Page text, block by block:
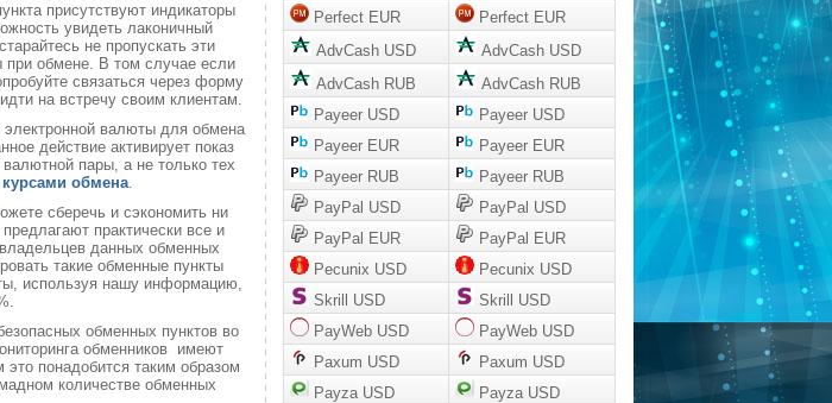
присутствуют индикаторы
увидеть лаконичный
не пропускать эти
при обмене. В том случае если
связаться через форму
на встречу своим клиентам.
валюты для обмена
действие активирует показ
пары, а не только тех
курсами обмена.
сберечь и сэкономить ни
практически все и
данных обменных
такие обменные пункты
используя нашу информацию,
обменных пунктов во
обменников имеют
понадобится таким образом
количестве обменных
Perfect EUR
Perfect EUR
AdvCash USD
AdvCash USD
AdvCash RUB
AdvCash RUB
Payeer USD
Payeer USD
Payeer EUR
Payeer EUR
Payeer RUB
Payeer RUB
PayPal USD
PayPal USD
PayPal EUR
PayPal EUR
Pecunix USD
Pecunix USD
Skrill USD
Skrill USD
PayWeb USD
PayWeb USD
Paxum USD
Paxum USD
Payza USD
Payza USD